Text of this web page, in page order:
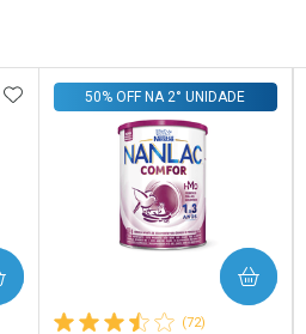
ADICIONAR AOS FAVORITOS
(72)
50% OFF NA 2° UNIDADE
COMPRAR